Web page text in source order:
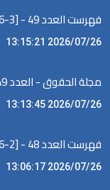
فهرست العدد 49 - [3-2026]
2026/07/26 13:15:21
مجلة الحقوق - العدد 49 [3-2026]
2026/07/26 13:13:45
فهرست العدد 48 - [2-2026]
2026/07/26 13:06:17